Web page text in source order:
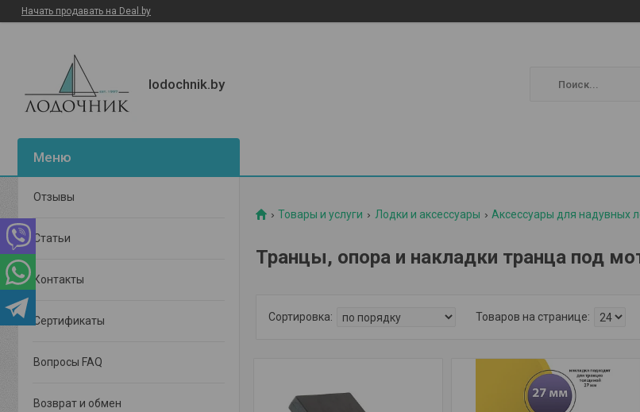
Начать продавать на Deal.by
lodochnik.by
Товары и услуги Лодки и аксессуары Аксессуары для надувных
Транцы, опора и накладки транца под
Отзывы
Статьи
Контакты
Сертификаты
Вопросы FAQ
Возврат и обмен